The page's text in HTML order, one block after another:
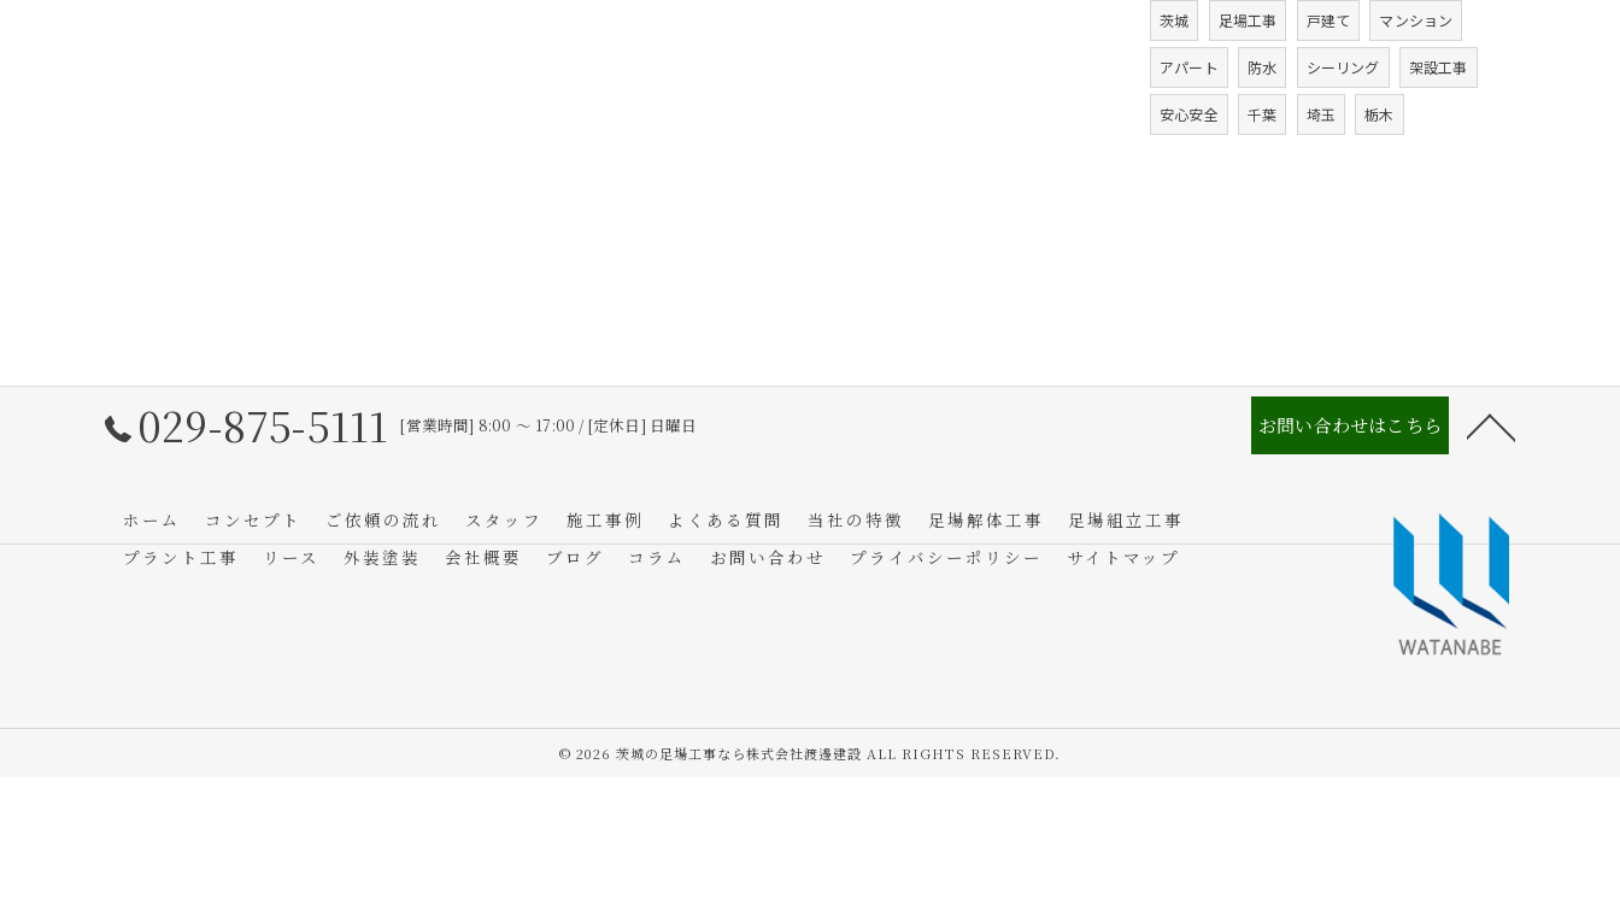
茨城 足場工事 戸建て マンション
アパート 防水 シーリング 架設工事
安心安全 千葉 埼玉 栃木
029-875-5111 [営業時間] 8:00 〜 17:00 / [定休日] 日曜日 お問い合わせはこちら
ホーム コンセプト ご依頼の流れ スタッフ 施工事例 よくある質問 当社の特徴 足場解体工事
足場組立工事
プラント工事
リース 外装塗装 会社概要 ブログ コラム お問い合わせ プライバシーポリシー サイトマップ
© 2026 茨城の足場工事なら株式会社渡邊建設 ALL RIGHTS RESERVED.